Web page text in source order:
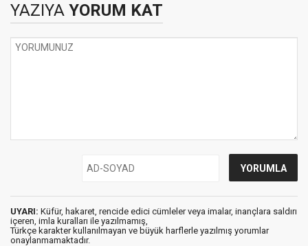
YAZIYA YORUM KAT
UYARI: Küfür, hakaret, rencide edici cümleler veya imalar, inançlara saldırı
içeren, imla kuralları ile yazılmamış,
Türkçe karakter kullanılmayan ve büyük harflerle yazılmış yorumlar
onaylanmamaktadır.